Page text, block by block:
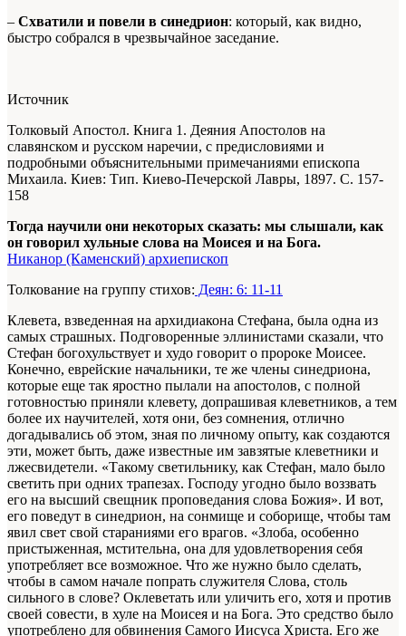
– Схватили и повели в синедрион: который, как видно,
быстро собрался в чрезвычайное заседание.
Источник
Толковый Апостол. Книга 1. Деяния Апостолов на
славянском и русском наречии, с предисловиями и
подробными объяснительными примечаниями епископа
Михаила. Киев: Тип. Киево-Печерской Лавры, 1897. С. 157-
158
Тогда научили они некоторых сказать: мы слышали, как
он говорил хульные слова на Моисея и на Бога.
Никанор (Каменский) архиепископ
Толкование на группу стихов: Деян: 6: 11-11
Клевета, взведенная на архидиакона Стефана, была одна из
самых страшных. Подговоренные эллинистами сказали, что
Стефан богохульствует и худо говорит о пророке Моисее.
Конечно, еврейские начальники, те же члены синедриона,
которые еще так яростно пылали на апостолов, с полной
готовностью приняли клевету, допрашивая клеветников, а тем
более их научителей, хотя они, без сомнения, отлично
догадывались об этом, зная по личному опыту, как создаются
эти, может быть, даже известные им завзятые клеветники и
лжесвидетели. «Такому светильнику, как Стефан, мало было
светить при одних трапезах. Господу угодно было воззвать
его на высший свещник проповедания слова Божия». И вот,
его поведут в синедрион, на сонмище и соборище, чтобы там
явил свет свой стараниями его врагов. «Злоба, особенно
пристыженная, мстительна, она для удовлетворения себя
употребляет все возможное. Что же нужно было сделать,
чтобы в самом начале попрать служителя Слова, столь
сильного в слове? Оклеветать или уличить его, хотя и против
своей совести, в хуле на Моисея и на Бога. Это средство было
употреблено для обвинения Самого Иисуса Христа. Его же